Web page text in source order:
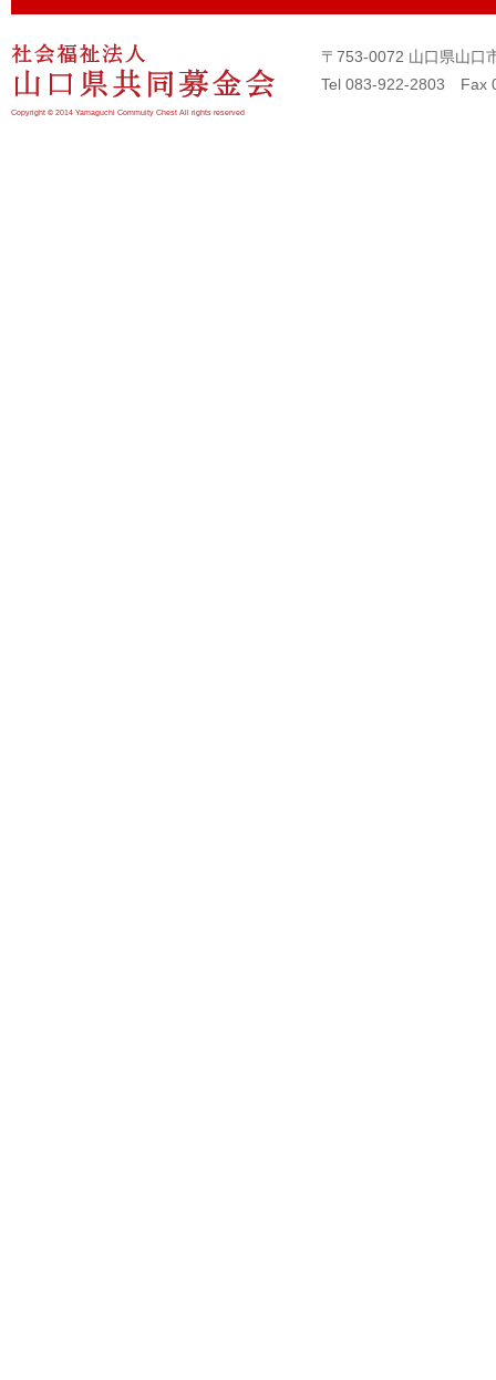
〒753-0072 山口県山口
Tel 083-922-2803 Fax
Copyright © 2014 Yamaguchi Commuity Chest All rights reserved